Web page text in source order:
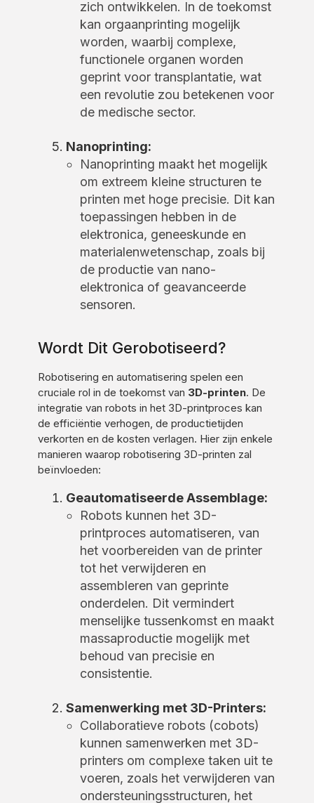
zich ontwikkelen. In de toekomst
kan orgaanprinting mogelijk
worden, waarbij complexe,
functionele organen worden
geprint voor transplantatie, wat
een revolutie zou betekenen voor
de medische sector.
Nanoprinting:
Nanoprinting maakt het mogelijk
om extreem kleine structuren te
printen met hoge precisie. Dit kan
toepassingen hebben in de
elektronica, geneeskunde en
materialenwetenschap, zoals bij
de productie van nano-
elektronica of geavanceerde
sensoren.
Wordt Dit Gerobotiseerd?
Robotisering en automatisering spelen een
cruciale rol in de toekomst van 3D-printen. De
integratie van robots in het 3D-printproces kan
de efficiëntie verhogen, de productietijden
verkorten en de kosten verlagen. Hier zijn enkele
manieren waarop robotisering 3D-printen zal
beïnvloeden:
Geautomatiseerde Assemblage:
Robots kunnen het 3D-
printproces automatiseren, van
het voorbereiden van de printer
tot het verwijderen en
assembleren van geprinte
onderdelen. Dit vermindert
menselijke tussenkomst en maakt
massaproductie mogelijk met
behoud van precisie en
consistentie.
Samenwerking met 3D-Printers:
Collaboratieve robots (cobots)
kunnen samenwerken met 3D-
printers om complexe taken uit te
voeren, zoals het verwijderen van
ondersteuningsstructuren, het